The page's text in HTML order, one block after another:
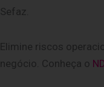
Sefaz.
Elimine riscos
negócio. Conheça o